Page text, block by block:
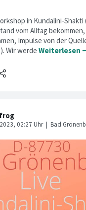
in Kundalini-Shakti
vom Alltag
Impulse von der
Wir werde Weiterlesen